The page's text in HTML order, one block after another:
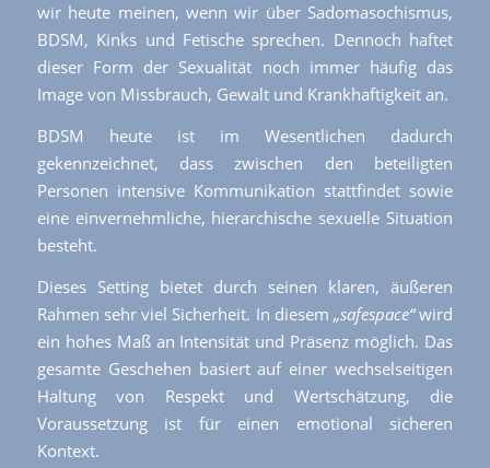
wir heute meinen, wenn wir über Sadomasochismus,
BDSM, Kinks und Fetische sprechen. Dennoch haftet
dieser Form der Sexualität noch immer häufig das
Image von Missbrauch, Gewalt und Krankhaftigkeit an.
BDSM heute ist im Wesentlichen dadurch
gekennzeichnet, dass zwischen den beteiligten
Personen intensive Kommunikation stattfindet sowie
eine einvernehmliche, hierarchische sexuelle Situation
besteht.
Dieses Setting bietet durch seinen klaren, äußeren
Rahmen sehr viel Sicherheit. In diesem„safespace“wird
ein hohes Maß an Intensität und Präsenz möglich. Das
gesamte Geschehen basiert auf einer wechselseitigen
Haltung von Respekt und Wertschätzung, die
Voraussetzung ist für einen emotional sicheren
Kontext.